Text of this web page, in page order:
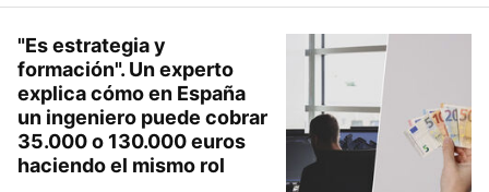
"Es estrategia y
formación". Un experto
explica cómo en España
un ingeniero puede cobrar
35.000 o 130.000 euros
haciendo el mismo rol